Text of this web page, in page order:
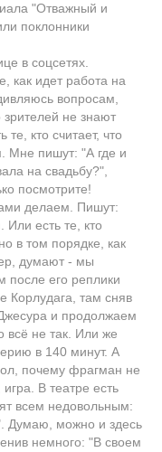
"Отважный и
поклонники
в соцсетях.
как идет работа на
вопросам,
не знают
кто считает, что
Мне пишут: "А где и
на свадьбу?",
посмотрите!
делаем. Пишут:
есть те, кто
в том порядке, как
думают - мы
после его реплики
Корлудага, там сняв
и продолжаем
всё не так. Или же
в 140 минут. А
почему фрагман не
В театре есть
всем недовольным:
Думаю, можно и здесь
немного: "В своем